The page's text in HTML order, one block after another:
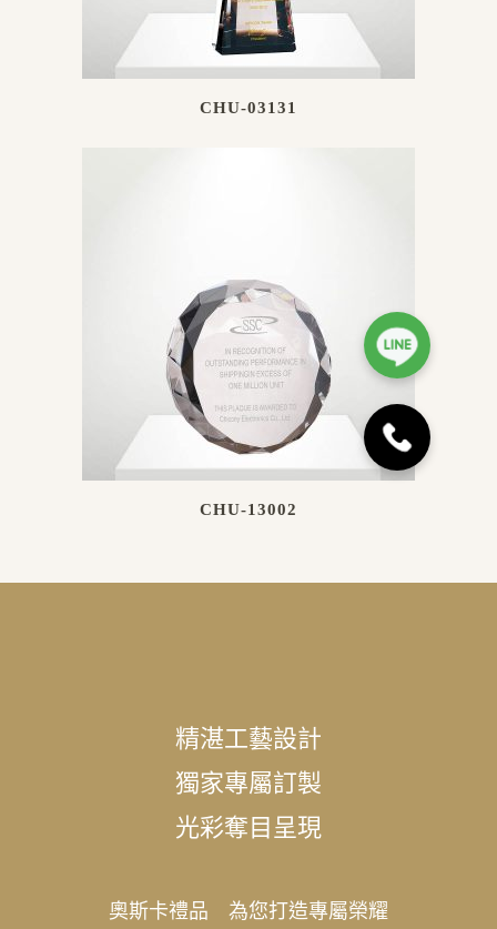
CHU-03131
CHU-13002
精湛工藝設計
獨家專屬訂製
光彩奪目呈現
奧斯卡禮品 為您打造專屬榮耀